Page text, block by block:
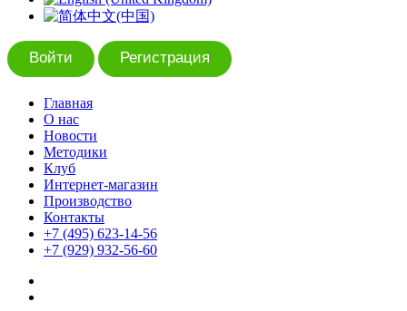
Войти Регистрация
Главная
О нас
Новости
Методики
Клуб
Интернет-магазин
Производство
Контакты
+7 (495) 623-14-56
+7 (929) 932-56-60